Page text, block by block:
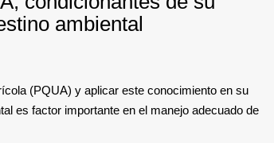
ambiental
(PQUA) y aplicar este conocimiento en su
es factor importante en el manejo adecuado de